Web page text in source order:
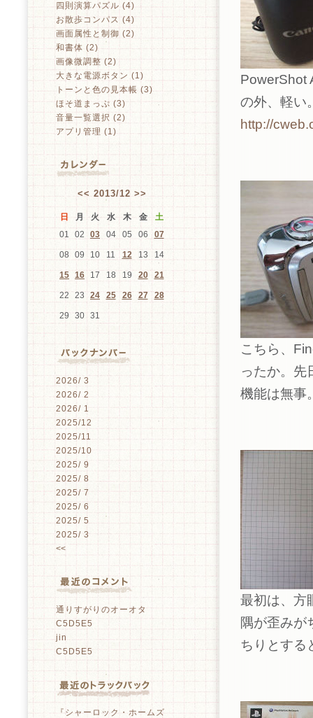
四則演算パズル (4)
お散歩コンパス (4)
画面属性と制御 (2)
和書体 (2)
画像微調整 (2)
大きな電源ボタン (1)
トーンと色の見本帳 (3)
ほそ道まっぷ (3)
音量一覧選択 (2)
アプリ管理 (1)
<< 2013/12 >>
日 月 火 水 木 金
土
01
02 03 04 05 06 07
08 09 10 11 12 13 14
15 16 17 18 19 20 21
22 23 24 25 26 27 28
29 30 31
2026/ 3
2026/ 2
2026/ 1
2025/12
2025/11
2025/10
2025/ 9
2025/ 8
2025/ 7
2025/ 6
2025/ 5
2025/ 3
<<
通りすがりのオーオタ
C5D5E5
jin
C5D5E5
『シャーロック・ホームズ
PowerShot
の外、軽い
http://
こちら、
ったか。先
機能は無事
最初は、方
隅が歪みが
ちりとする